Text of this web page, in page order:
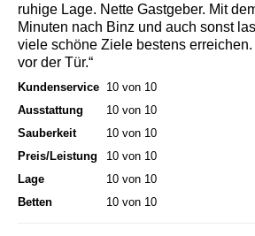
ruhige Lage. Nette Gastgeber. Mit
Minuten nach Binz und auch sonst
viele schöne Ziele bestens
vor der Tür.“
Kundenservice 10 von 10
Ausstattung
10 von 10
Sauberkeit
10 von 10
Preis/Leistung
10 von 10
Lage
10 von 10
Betten
10 von 10